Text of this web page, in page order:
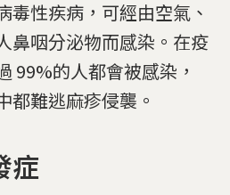
毒性疾病，可經由空氣、
鼻咽分泌物而感染。在疫
99%的人都會被感染，
都難逃麻疹侵襲。
症